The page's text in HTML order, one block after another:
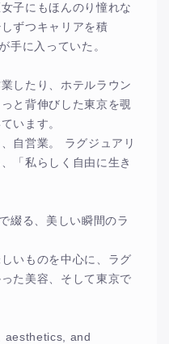
子にもほんのり憧れな
ずつキャリアを積
手に入っていた。
したり、ホテルラウン
と背伸びした東京を覗
います。
自営業。 ラグジュアリ
「私らしく自由に生き
綴る、美しい瞬間のラ
いものを中心に、ラグ
た美容、そして東京で
aesthetics, and